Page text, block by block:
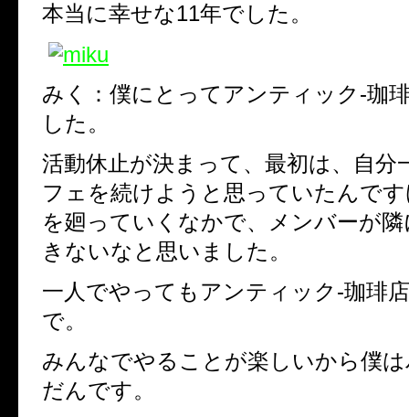
本当に幸せな11年でした。
みく：僕にとってアンティック-珈
した。
活動休止が決まって、最初は、自分
フェを続けようと思っていたんで
を廻っていくなかで、メンバーが
きないなと思いました。
一人でやってもアンティック-珈琲
で。
みんなでやることが楽しいから僕
だんです。